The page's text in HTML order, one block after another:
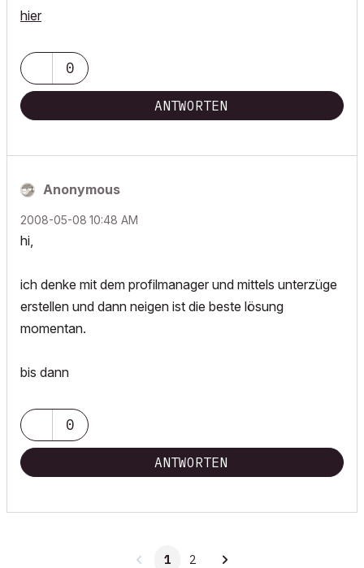
hier
0
ANTWORTEN
Anonymous
‎2008-05-08 10:48 AM
hi,
ich denke mit dem profilmanager und mittels unterzüge
erstellen und dann neigen ist die beste lösung
momentan.
bis dann
0
ANTWORTEN
1 2